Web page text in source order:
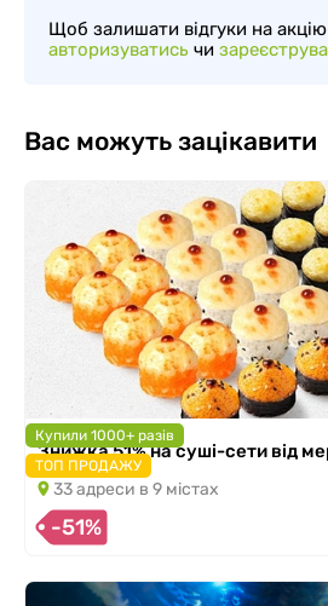
Щоб залишати відгуки на
авторизуватись чи
Вас можуть зацікавити
Купили 1000+ разів
ТОП ПРОДАЖУ
Знижка 51% на суші-сети від
33 адреси в 9 містах
-51%